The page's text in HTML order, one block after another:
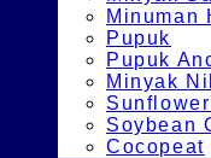
Minuman
Pupuk
Pupuk
Minyak
Soybean
Cocopeat